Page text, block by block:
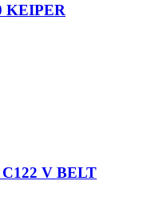
KEIPER
V BELT